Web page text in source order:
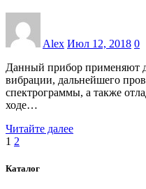
Alex Июл 12, 2018 0
Данный прибор применяют
вибрации, дальнейшего
спектрограммы, а также
ходе…
Читайте далее
Пагинация
записей
1 2
Каталог